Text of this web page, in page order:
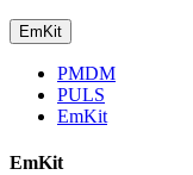
EmKit
PMDM
PULS
EmKit
EmKit